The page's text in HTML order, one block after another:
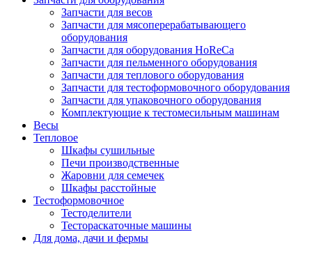
Запчасти для весов
Запчасти для мясоперерабатывающего
оборудования
Запчасти для оборудования HoReCa
Запчасти для пельменного оборудования
Запчасти для теплового оборудования
Запчасти для тестоформовочного оборудования
Запчасти для упаковочного оборудования
Комплектующие к тестомесильным машинам
Весы
Тепловое
Шкафы сушильные
Печи производственные
Жаровни для семечек
Шкафы расстойные
Тестоформовочное
Тестоделители
Тестораскаточные машины
Для дома, дачи и фермы